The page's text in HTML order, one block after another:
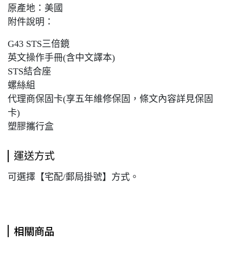
原產地：美國
附件說明：
G43 STS三倍鏡
英文操作手冊(含中文譯本)
STS結合座
螺絲組
代理商保固卡(享五年維修保固，條文內容詳見保固
卡)
塑膠攜行盒
運送方式
可選擇【宅配/郵局掛號】方式。
相關商品